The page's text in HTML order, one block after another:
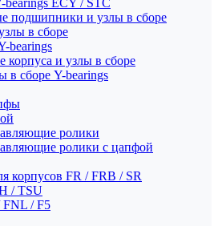
ECY / STC
подшипники и узлы в сборе
в сборе
bearings
и узлы в сборе
в сборе Y-bearings
ролики
ролики с цапфой
корпусов FR / FRB / SR
/ TSU
FNL / F5